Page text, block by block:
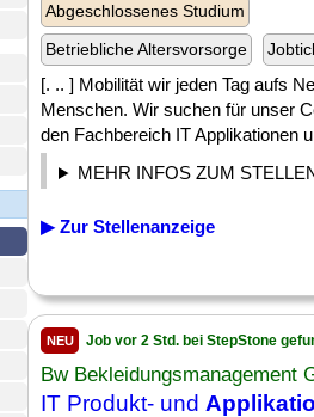
Abgeschlossenes Studium
Betriebliche Altersvorsorge
[. .. ] Mobilität wir jeden Tag aufs
Menschen. Wir suchen für unser
den Fachbereich IT Applikationen
MEHR INFOS ZUM
▶ Zur Stellenanzeige
NEU Job vor 2 Std. bei StepStone
Bw Bekleidungsmanagement
IT Produkt- und